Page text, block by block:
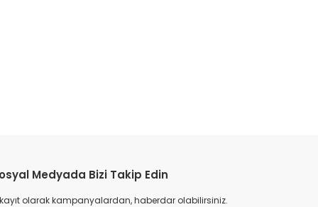
Medyada Bizi Takip Edin
olarak kampanyalardan, haberdar olabilirsiniz.